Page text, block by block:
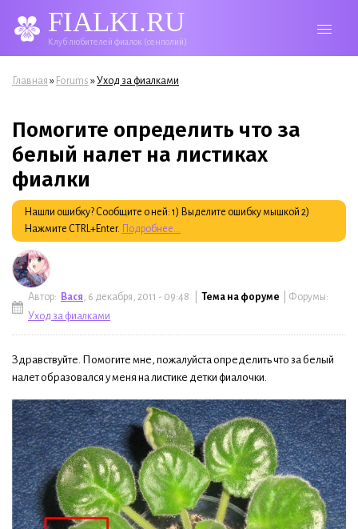
FIALKI.RU
Клуб любителей фиалок (сенполий)
Вы здесь
Главная » Forums »Уход за фиалками
Помогите определить что за
белый налет на листиках
фиалки
Нашли ошибку? Сообщите о ней: 1) Выделите ошибку мышкой 2)
Нажмите CTRL+Enter. Подробнее...
Автор: Вася, 6 декабря, 2011 - 09:48 | Тема на форуме | Форумы:
Уход за фиалками
Здравствуйте. Помогите мне, пожалуйста определить что за белый
налет образовался у меня на листике детки фиалочки.